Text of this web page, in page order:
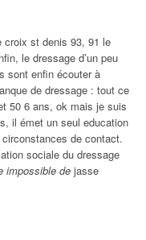
croix st denis 93, 91 le
le dressage d’un peu
sont enfin écouter à
de dressage : tout ce
50 6 ans, ok mais je suis
il émet un seul education
de contact.
sociale du dressage
impossible de jasse